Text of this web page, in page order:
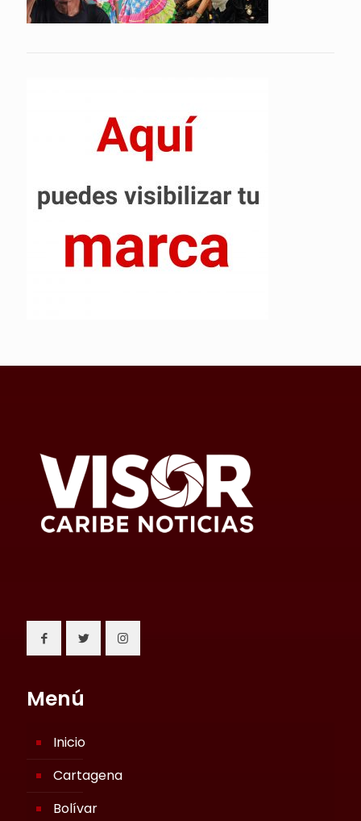
Menú
Inicio
Cartagena
Bolívar